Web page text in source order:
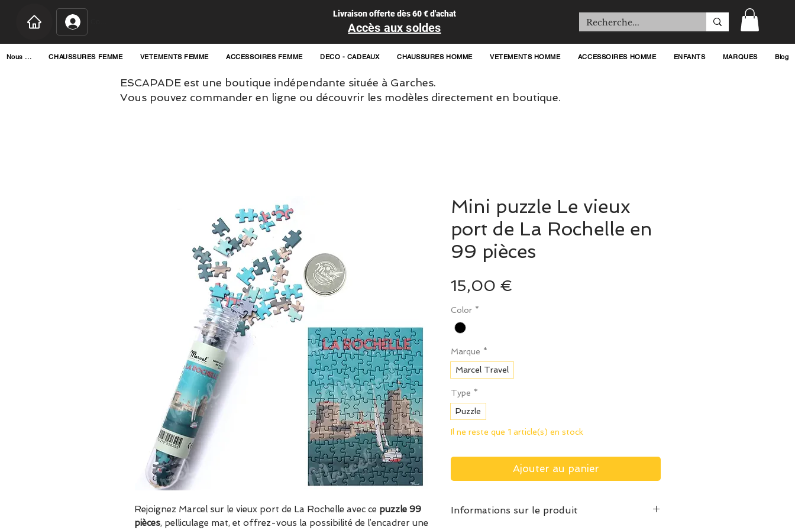
Livraison offerte dès 60 € d'achat
Accès aux soldes
Nous ... CHAUSSURES FEMME VETEMENTS FEMME ACCESSOIRES FEMME DECO - CADEAUX CHAUSSURES HOMME VETEMENTS HOMME ACCESSOIRES HOMME ENFANTS MARQUES Blog
ESCAPADE est une boutique indépendante située à Garches.
Vous pouvez commander en ligne ou découvrir les modèles directement en boutique.
Rejoignez Marcel sur le vieux port de La Rochelle avec ce puzzle 99
pièces, pelliculage mat, et offrez-vous la possibilité de l’encadrer une
Mini puzzle Le vieux
port de La Rochelle en
99 pièces
15,00 €
Color *
Marque *
Marcel Travel
Type *
Puzzle
Il ne reste que 1 article(s) en stock
Ajouter au panier
Informations sur le produit